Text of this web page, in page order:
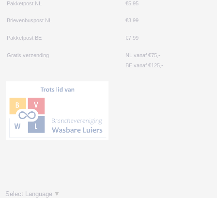
Pakketpost NL €5,95
Brievenbuspost NL €3,99
Pakketpost BE €7,99
Gratis verzending
NL vanaf €75,-
BE vanaf €125,-
Select Language ▼